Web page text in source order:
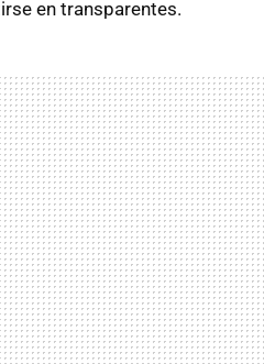
en transparentes.